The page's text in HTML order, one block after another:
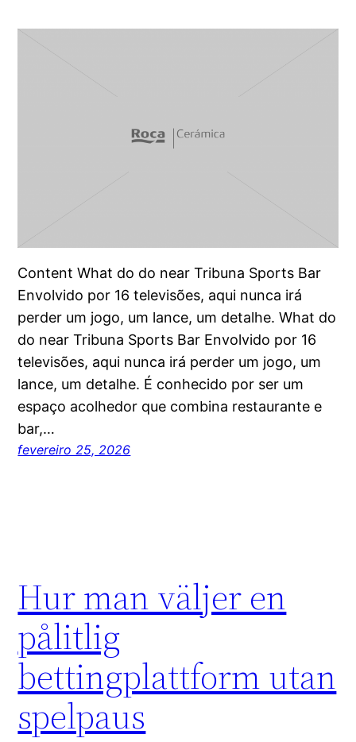
Content What do do near Tribuna Sports Bar
Envolvido por 16 televisões, aqui nunca irá
perder um jogo, um lance, um detalhe. What do
do near Tribuna Sports Bar Envolvido por 16
televisões, aqui nunca irá perder um jogo, um
lance, um detalhe. É conhecido por ser um
espaço acolhedor que combina restaurante e
bar,…
fevereiro 25, 2026
Hur man väljer en
pålitlig
bettingplattform utan
spelpaus